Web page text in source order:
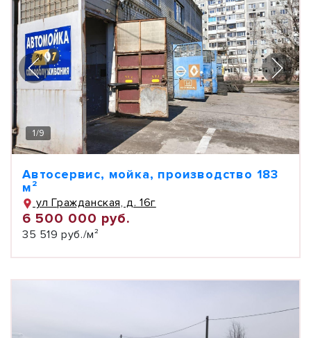
1/9
Автосервис, мойка, производство 183
м²
ул Гражданская, д. 16г
6 500 000 руб.
35 519 руб./м²